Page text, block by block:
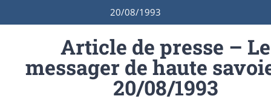
20/08/1993
Article de presse – Le
messager de haute
20/08/1993